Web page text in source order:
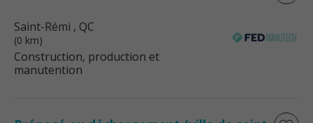
Saint-Rémi , QC
(0 km)
Construction, production et
manutention